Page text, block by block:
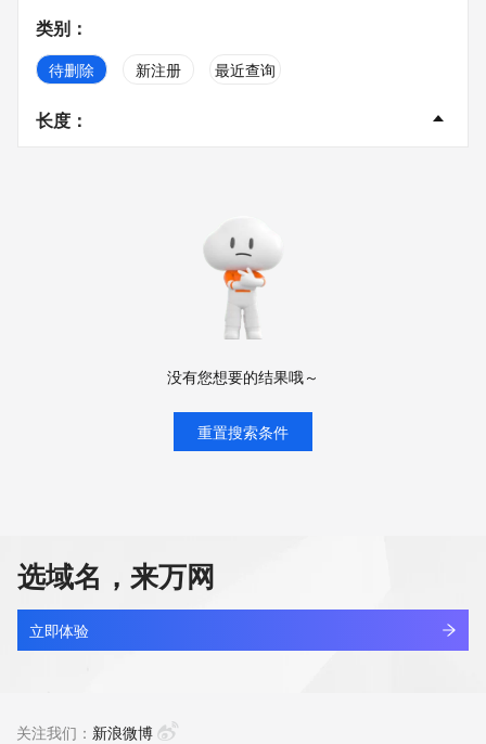
类别 ：
待删除 新注册 最近查询
长度 ：
没有您想要的结果哦～
重置搜索条件
选域名，来万网
立即体验
关注我们： 新浪微博